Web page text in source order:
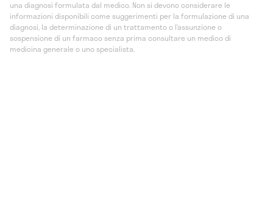
una diagnosi formulata dal medico. Non si devono considerare le
informazioni disponibili come suggerimenti per la formulazione di una
diagnosi, la determinazione di un trattamento o l’assunzione o
sospensione di un farmaco senza prima consultare un medico di
medicina generale o uno specialista.